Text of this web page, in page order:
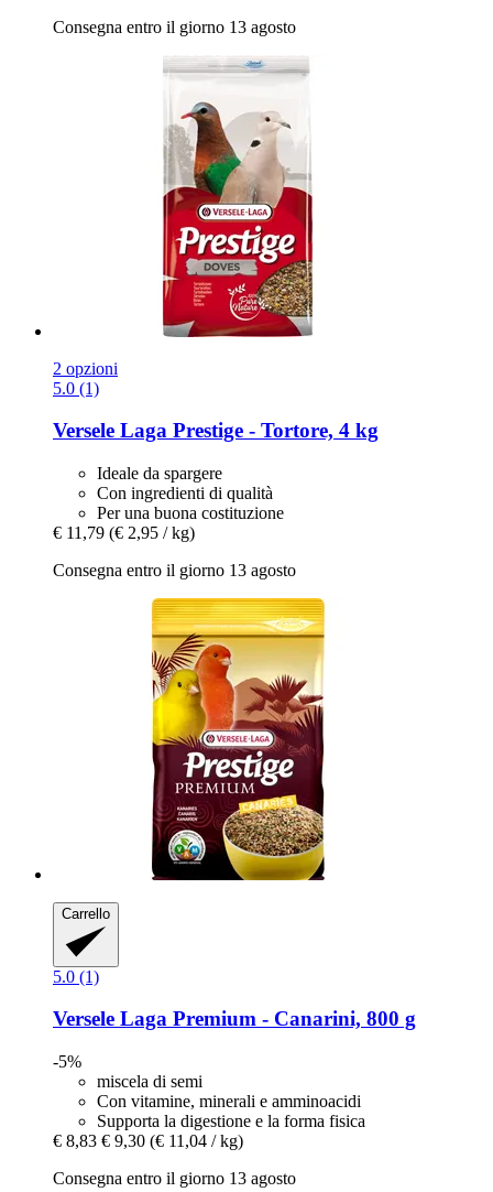
Consegna entro il giorno 13 agosto
2 opzioni
5.0 (1)
Versele Laga Prestige -​ Tortore, 4 kg
Ideale da spargere
Con ingredienti di qualità
Per una buona costituzione
€ 11,79 (€ 2,95 / kg)
Consegna entro il giorno 13 agosto
Carrello
5.0 (1)
Versele Laga Premium -​ Canarini, 800 g
-5%
miscela di semi
Con vitamine, minerali e amminoacidi
Supporta la digestione e la forma fisica
€ 8,83 € 9,30 (€ 11,04 / kg)
Consegna entro il giorno 13 agosto